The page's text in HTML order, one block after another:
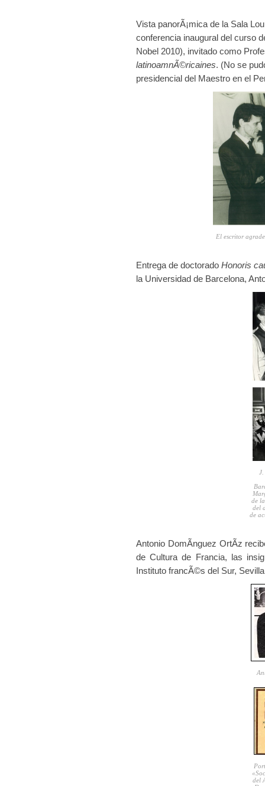
Vista panorÃ¡mica de la Sala
conferencia inaugural del curso
Nobel 2010), invitado como
latinoamnÃ©ricaines. (No se
presidencial del Maestro en el
El escritor
Entrega de doctorado Honoris
la Universidad de Barcelona,
J.
de
del
de
Antonio DomÃ­nguez OrtÃ­z
de Cultura de Francia, las
Instituto francÃ©s del Sur,
del